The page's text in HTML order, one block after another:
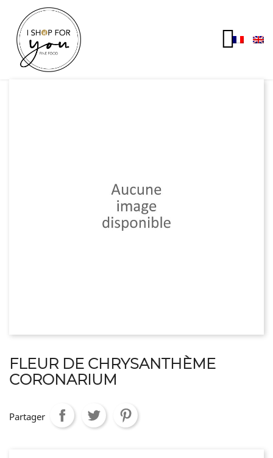
FLEUR DE CHRYSANTHÈME
CORONARIUM
Partager